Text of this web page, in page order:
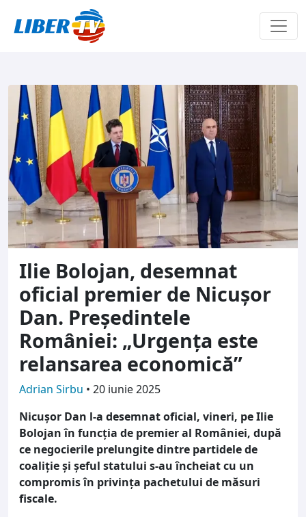
Ilie Bolojan, desemnat
oficial premier de Nicușor
Dan. Președintele
României: „Urgența este
relansarea economică”
Adrian Sirbu • 20 iunie 2025
Nicușor Dan l-a desemnat oficial, vineri, pe Ilie
Bolojan în funcția de premier al României, după
ce negocierile prelungite dintre partidele de
coaliție și șeful statului s-au încheiat cu un
compromis în privința pachetului de măsuri
fiscale.